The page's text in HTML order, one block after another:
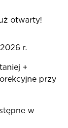
otwarty!
r.
+
przy
w